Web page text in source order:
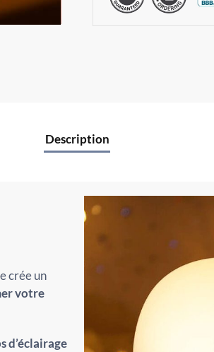
Description
crée un
votre
d’éclairage